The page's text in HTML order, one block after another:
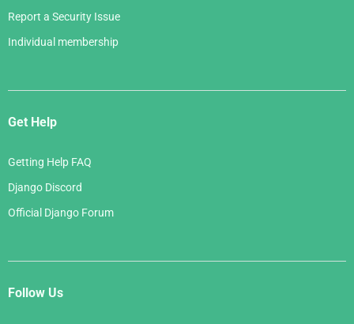
Report a Security Issue
Individual membership
Get Help
Getting Help FAQ
Django Discord
Official Django Forum
Follow Us